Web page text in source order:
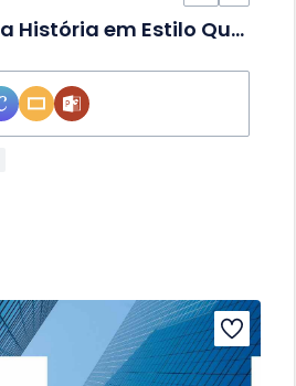
Elementos de uma História em Estilo Quadrinhos em Infográfico